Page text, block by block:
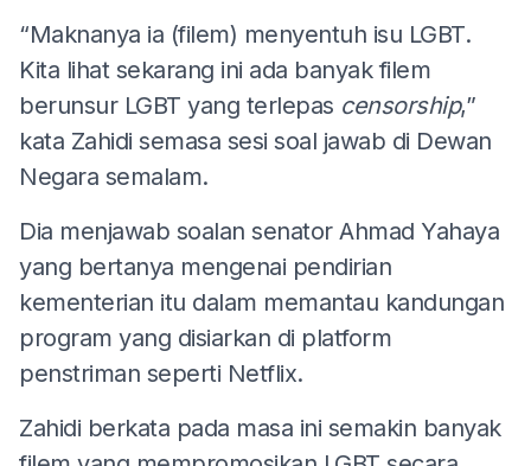
“Maknanya ia (filem) menyentuh isu LGBT.
Kita lihat sekarang ini ada banyak filem
berunsur LGBT yang terlepas censorship,”
kata Zahidi semasa sesi soal jawab di Dewan
Negara semalam.
Dia menjawab soalan senator Ahmad Yahaya
yang bertanya mengenai pendirian
kementerian itu dalam memantau kandungan
program yang disiarkan di platform
penstriman seperti Netflix.
Zahidi berkata pada masa ini semakin banyak